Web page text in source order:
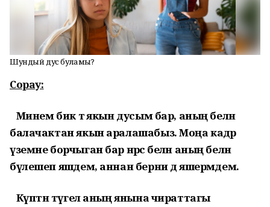
Шундый дус буламы?
Сорау:
Минем бик тә якын дусым бар, аның белән
балачактан якын аралашабыз. Моңа кадәр
үземне борчыган бар нәрсә белән аның белән
бүлешеп яшәдем, аннан берни дә яшермәдем.
Күптән түгел аның янына чираттагы